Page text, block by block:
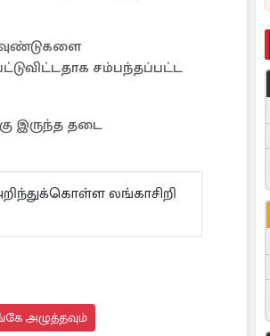
சம்பந்தப்பட்ட
இருந்த தடை
லங்காசிறி
அழுத்தவும்